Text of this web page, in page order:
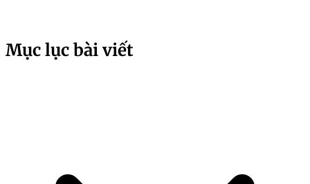
Mục lục bài viết